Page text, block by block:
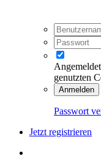
genutzten
Anmelden
Passwort
Jetzt registrieren